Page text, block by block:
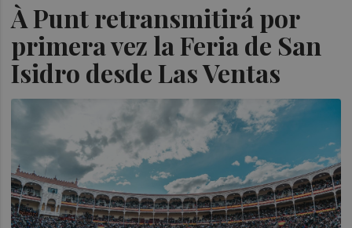
À Punt retransmitirá por
primera vez la Feria de San
Isidro desde Las Ventas